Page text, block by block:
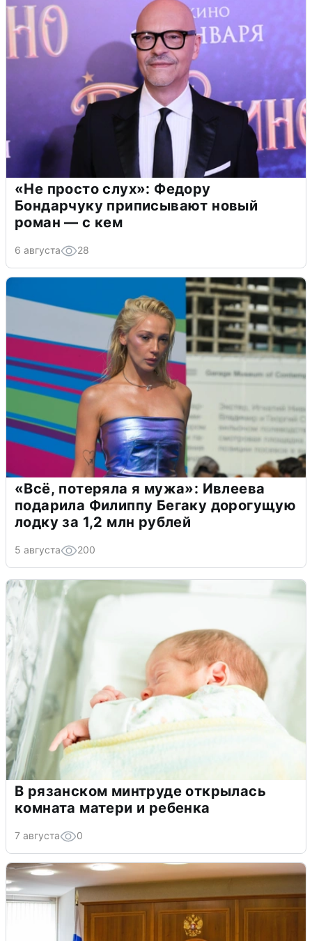
«Не просто слух»: Федору
Бондарчуку приписывают новый
роман — с кем
6 августа 28
«Всё, потеряла я мужа»: Ивлеева
подарила Филиппу Бегаку дорогущую
лодку за 1,2 млн рублей
5 августа 200
В рязанском минтруде открылась
комната матери и ребенка
7 августа 0